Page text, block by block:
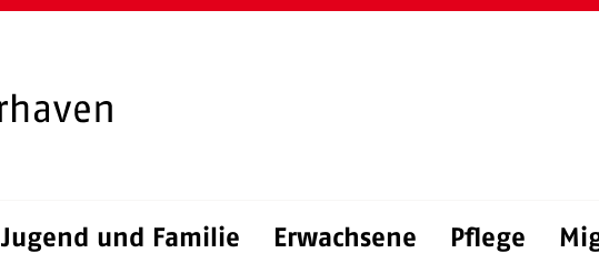
Jugend und Familie Erwachsene Pflege